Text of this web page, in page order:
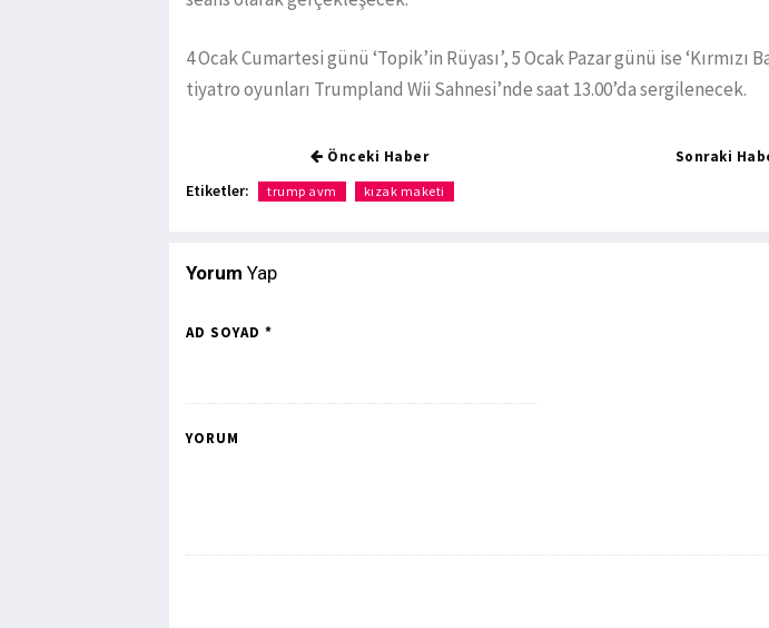
4 Ocak Cumartesi günü ‘Topik’in Rüyası’, 5 Ocak Pazar günü ise ‘Kırmızı
tiyatro oyunları Trumpland Wii Sahnesi’nde saat 13.00’da sergilenecek.
Önceki Haber Sonraki
Etiketler: trump avm kızak maketi
Yorum Yap
AD SOYAD *
YORUM